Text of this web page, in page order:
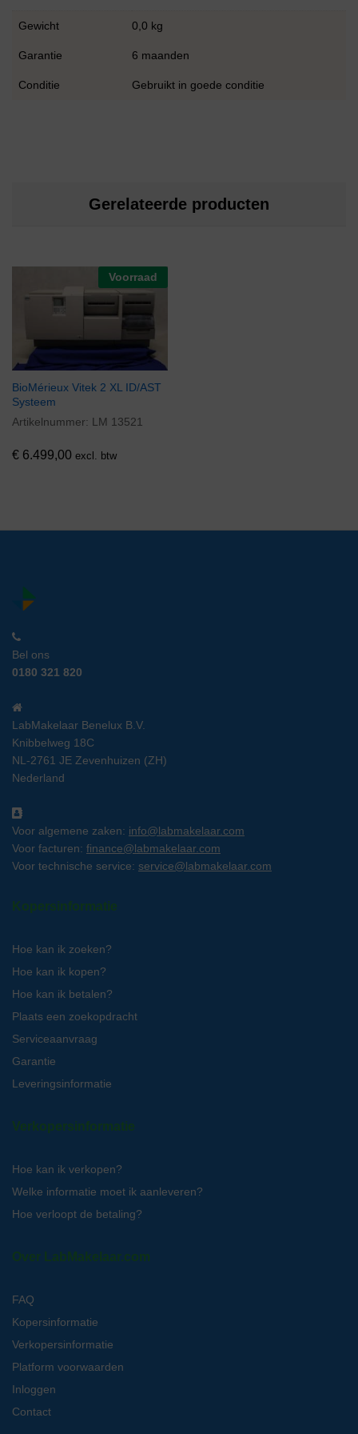
Gewicht 0,0 kg
Garantie 6 maanden
Conditie Gebruikt in goede conditie
Gerelateerde producten
Voorraad
BioMérieux Vitek 2 XL ID/AST
Systeem
Artikelnummer: LM 13521
€ 6.499,00 excl. btw
Bel ons
0180 321 820
LabMakelaar Benelux B.V.
Knibbelweg 18C
NL-2761 JE Zevenhuizen (ZH)
Nederland
Voor algemene zaken: info@labmakelaar.com
Voor facturen: finance@labmakelaar.com
Voor technische service: service@labmakelaar.com
Kopersinformatie
Hoe kan ik zoeken?
Hoe kan ik kopen?
Hoe kan ik betalen?
Plaats een zoekopdracht
Serviceaanvraag
Garantie
Leveringsinformatie
Verkopersinformatie
Hoe kan ik verkopen?
Welke informatie moet ik aanleveren?
Hoe verloopt de betaling?
Over LabMakelaar.com
FAQ
Kopersinformatie
Verkopersinformatie
Platform voorwaarden
Inloggen
Contact